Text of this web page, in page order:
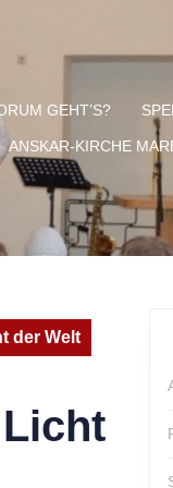
GEHT’S?
ANSKAR-KIRCHE
der Welt